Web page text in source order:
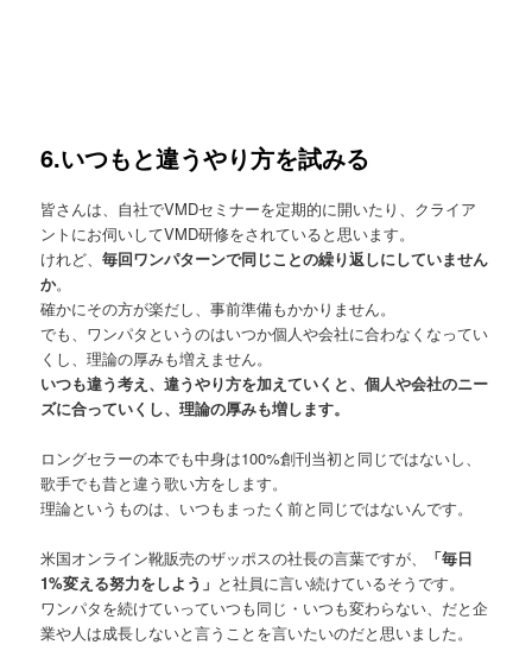
6.いつもと違うやり方を試みる
皆さんは、自社でVMDセミナーを定期的に開いたり、クライア
ントにお伺いしてVMD研修をされていると思います。
けれど、毎回ワンパターンで同じことの繰り返しにしていません
か。
確かにその方が楽だし、事前準備もかかりません。
でも、ワンパタというのはいつか個人や会社に合わなくなってい
くし、理論の厚みも増えません。
いつも違う考え、違うやり方を加えていくと、個人や会社のニー
ズに合っていくし、理論の厚みも増します。
ロングセラーの本でも中身は100%創刊当初と同じではないし、
歌手でも昔と違う歌い方をします。
理論というものは、いつもまったく前と同じではないんです。
米国オンライン靴販売のザッポスの社長の言葉ですが、
「毎日
1%変える努力をしよう」 と社員に言い続けているそうです。
ワンパタを続けていっていつも同じ・いつも変わらない、だと企
業や人は成長しないと言うことを言いたいのだと思いました。